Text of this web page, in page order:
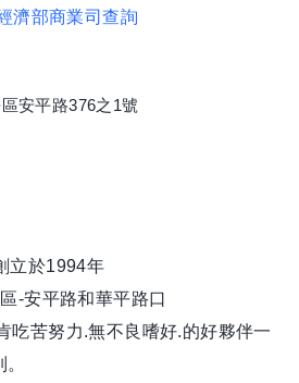
濟部商業司查詢
安平路376之1號
立於1994年
-安平路和華平路口
吃苦努力.無不良嗜好.的好夥伴一